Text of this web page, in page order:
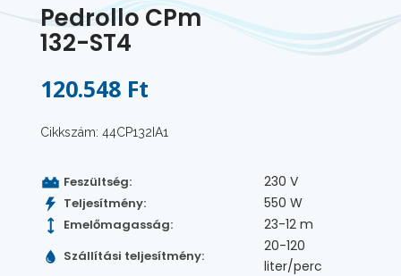
Pedrollo CPm
132-ST4
120.548 Ft
Cikkszám: 44CP132IA1
Feszültség: 230 V
Teljesítmény: 550 W
Emelőmagasság: 23-12 m
Szállítási teljesítmény:
20-120
liter/perc